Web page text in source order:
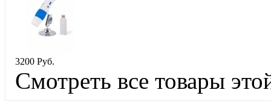
3200 Руб.
Смотреть все товары